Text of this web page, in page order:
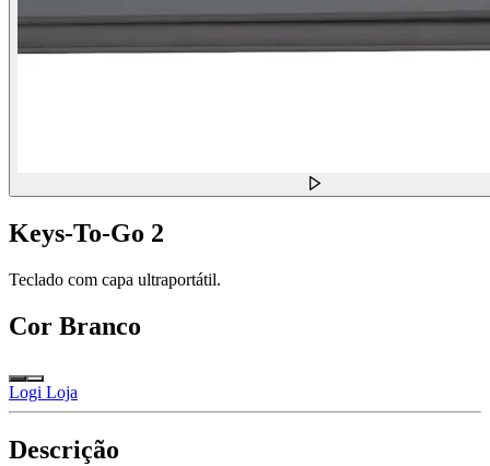
Keys-To-Go 2
Teclado com capa ultraportátil.
Cor Branco
Logi Loja
Descrição